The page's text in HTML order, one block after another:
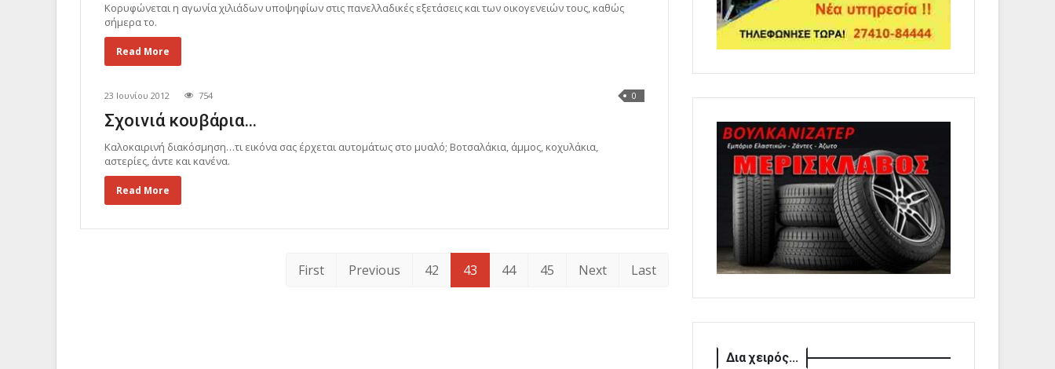
Κορυφώνεται η αγωνία χιλιάδων υποψηφίων στις πανελλαδικές εξετάσεις και των οικογενειών τους, καθώς
σήμερα το.
Read More
23 Ιουνίου 2012 754 0
Σχοινιά κουβάρια…
Καλοκαιρινή διακόσμηση…τι εικόνα σας έρχεται αυτομάτως στο μυαλό; Βοτσαλάκια, άμμος, κοχυλάκια,
αστερίες, άντε και κανένα.
Read More
First Previous 42 43 44 45 Next Last
Δια χειρός...